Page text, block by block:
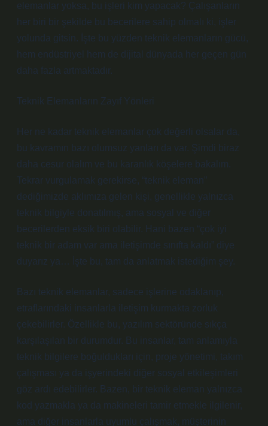
elemanlar yoksa, bu işleri kim yapacak? Çalışanların
her biri bir şekilde bu becerilere sahip olmalı ki, işler
yolunda gitsin. İşte bu yüzden teknik elemanların gücü,
hem endüstriyel hem de dijital dünyada her geçen gün
daha fazla artmaktadır.
Teknik Elemanların Zayıf Yönleri
Her ne kadar teknik elemanlar çok değerli olsalar da,
bu kavramın bazı olumsuz yanları da var. Şimdi biraz
daha cesur olalım ve bu karanlık köşelere bakalım.
Tekrar vurgulamak gerekirse, “teknik eleman”
dediğimizde aklımıza gelen kişi, genellikle yalnızca
teknik bilgiyle donatılmış, ama sosyal ve diğer
becerilerden eksik biri olabilir. Hani bazen “çok iyi
teknik bir adam var ama iletişimde sınıfta kaldı” diye
duyarız ya… İşte bu, tam da anlatmak istediğim şey.
Bazı teknik elemanlar, sadece işlerine odaklanıp,
etraflarındaki insanlarla iletişim kurmakta zorluk
çekebilirler. Özellikle bu, yazılım sektöründe sıkça
karşılaşılan bir durumdur. Bu insanlar, tam anlamıyla
teknik bilgilere boğuldukları için, proje yönetimi, takım
çalışması ya da işyerindeki diğer sosyal etkileşimleri
göz ardı edebilirler. Bazen, bir teknik eleman yalnızca
kod yazmakla ya da makineleri tamir etmekle ilgilenir,
ama diğer insanlarla uyumlu çalışmak, müşterinin